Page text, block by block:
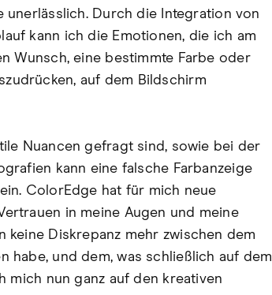
unerlässlich. Durch die Integration von
kann ich die Emotionen, die ich am
Wunsch, eine bestimmte Farbe oder
auf dem Bildschirm
Nuancen gefragt sind, sowie bei der
kann eine falsche Farbanzeige
ColorEdge hat für mich neue
in meine Augen und meine
keine Diskrepanz mehr zwischen dem
habe, und dem, was schließlich auf dem
mich nun ganz auf den kreativen